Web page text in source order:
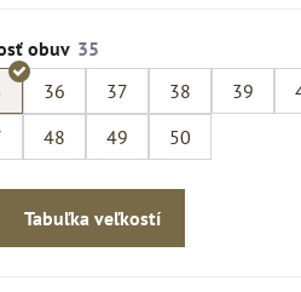
obuv
36 37 38 39
48 49 50
Tabuľka veľkostí